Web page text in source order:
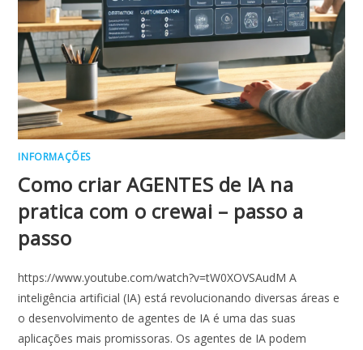
INFORMAÇÕES
Como criar AGENTES de IA na
pratica com o crewai – passo a
passo
https://www.youtube.com/watch?v=tW0XOVSAudM A
inteligência artificial (IA) está revolucionando diversas áreas e
o desenvolvimento de agentes de IA é uma das suas
aplicações mais promissoras. Os agentes de IA podem